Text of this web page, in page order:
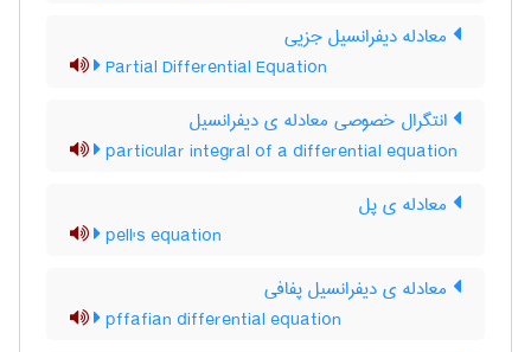
معادله دیفرانسیل جزیی
Partial Differential Equation
انتگرال خصوصی معادله ی دیفرانسیل
particular integral of a differential equation
معادله ی پل
pell's equation
معادله ی دیفرانسیل پفافی
pffafian differential equation